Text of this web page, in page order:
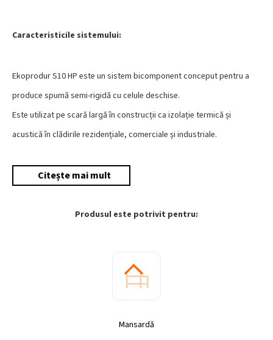
Caracteristicile sistemului:
Ekoprodur S10 HP este un sistem bicomponent conceput pentru a
produce spumă semi-rigidă cu celule deschise.
Este utilizat pe scară largă în construcții ca izolație termică și
acustică în clădirile rezidențiale, comerciale și industriale.
Citește mai mult
Produsul este potrivit pentru:
Mansardă